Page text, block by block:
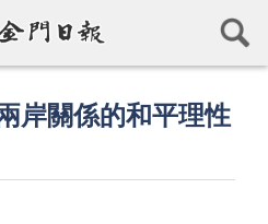
岸關係的和平理性